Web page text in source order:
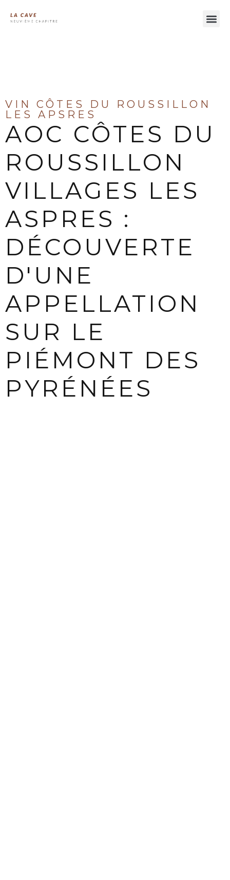
VIN CÔTES DU ROUSSILLON
LES APSRES
AOC CÔTES DU
ROUSSILLON
VILLAGES LES
ASPRES :
DÉCOUVERTE
D'UNE
APPELLATION
SUR LE
PIÉMONT DES
PYRÉNÉES